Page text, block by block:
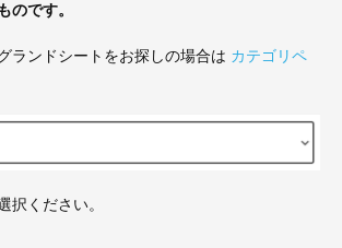
のです。
ランドシートをお探しの場合は カテゴリペ
択ください。